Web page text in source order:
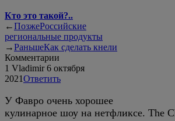
Кто это такой?..
←ПозжеРоссийские
региональные продукты
→РаньшеКак сделать кнели
Комментарии
1 Vladimir 6 октября
2021Ответить
У Фавро очень хорошее
кулинарное шоу на нетфликсе. The